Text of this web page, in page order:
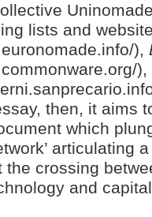
lists and
),
),
then, it aims
which
articulating
the crossing
and